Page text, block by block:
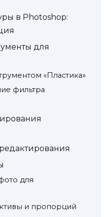
в Photoshop:
для
«Пластика»
фильтра
для
и пропорций